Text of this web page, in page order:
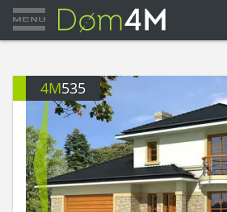
4M535